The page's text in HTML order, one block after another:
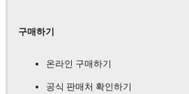
구매하기
온라인 구매하기
공식 판매처 확인하기